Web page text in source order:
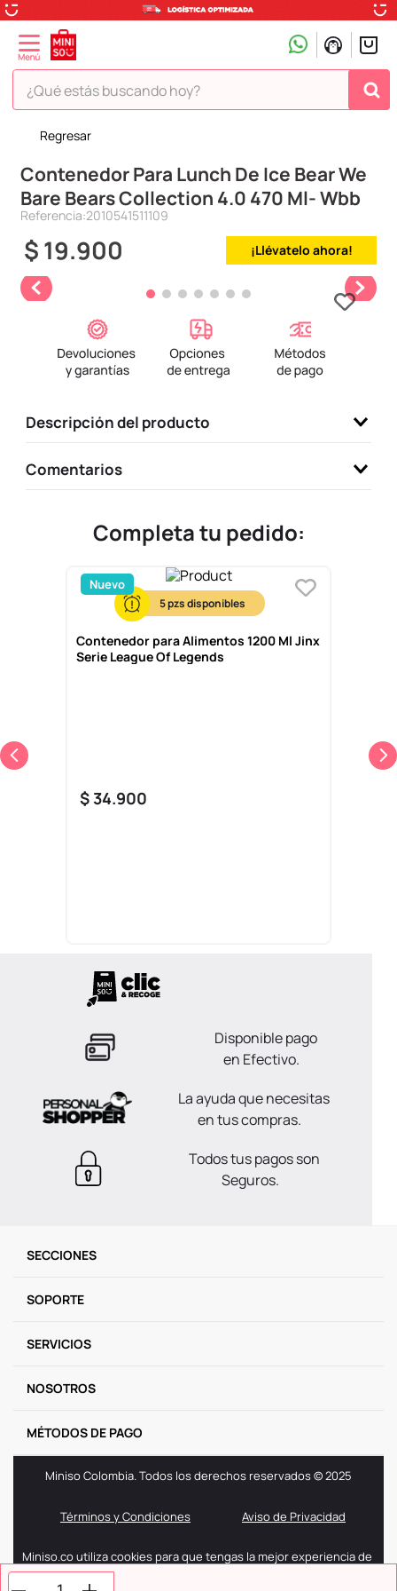
¿Qué estás buscando hoy?
Regresar
Contenedor Para Lunch De Ice Bear We
Bare Bears Collection 4.0 470 Ml- Wbb
Referencia:2010541511109
$19.900 ¡Llévatelo ahora!
Descripción del producto
Comentarios
Completa tu pedido:
Nuevo
5
Contenedor para Alimentos 1200 Ml Jinx
Serie League Of Legends
$34.900
Disponible pago
en Efectivo.
La ayuda que necesitas
en tus compras.
Todos tus pagos son
Seguros.
SECCIONES
SOPORTE
SERVICIOS
NOSOTROS
MÉTODOS DE PAGO
Miniso Colombia. Todos los derechos reservados © 2025
Términos y Condiciones Aviso de Privacidad
Miniso.co utiliza cookies para que tengas la mejor experiencia de
navegación. Si sigues navegando entendemos que aceptas
TÉRMINOS MÁS BUSCADOS
1.
peluche
2.
hello kitty
4.
ositos cariñositos
5
termo
toy story
disney
9.
one piece